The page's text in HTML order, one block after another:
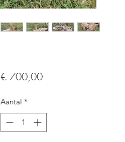
€ 700,00Prijs
Aantal *